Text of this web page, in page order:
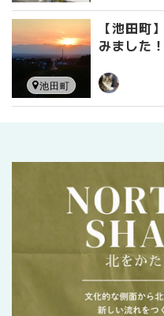
【池田町
みました！
池田町